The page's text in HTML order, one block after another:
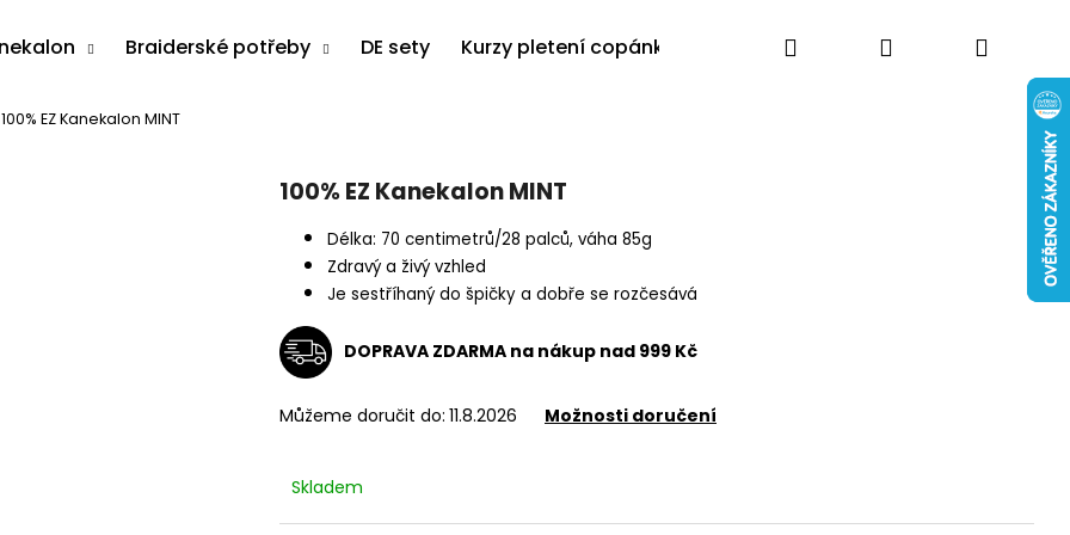
Braiderské potřeby DE sety Kurzy pletení copánků Výprodej Poradna Blog
Hledat Přihlášení
košík
100% EZ Kanekalon MINT
100% EZ Kanekalon MINT
Délka: 70 centimetrů/28 palců, váha 85g
Zdravý a živý vzhled
Je sestříhaný do špičky a dobře se rozčesává
DOPRAVA ZDARMA na nákup nad 999 Kč
Můžeme doručit do: 11.8.2026 Možnosti doručení
Skladem
Co potřebujete najít?